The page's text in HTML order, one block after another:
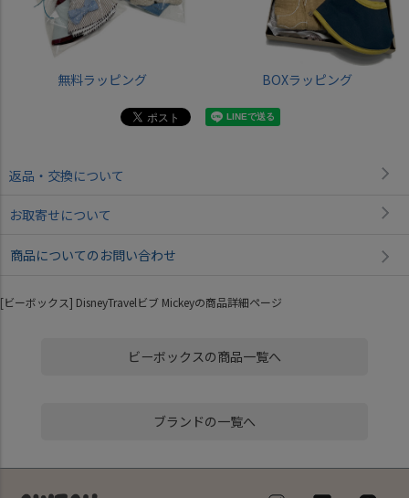
無料ラッピング BOXラッピング
返品・交換について
お取寄せについて
商品についてのお問い合わせ
[ビーボックス] DisneyTravelビブ Mickeyの商品詳細ページ
ビーボックスの商品一覧へ
ブランドの一覧へ